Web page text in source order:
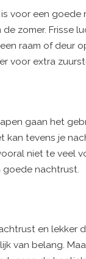
voor een goede
zomer. Frisse
raam of deur
voor extra
gaan het
kan tevens je
niet te veel
nachtrust.
en lekker
van belang.